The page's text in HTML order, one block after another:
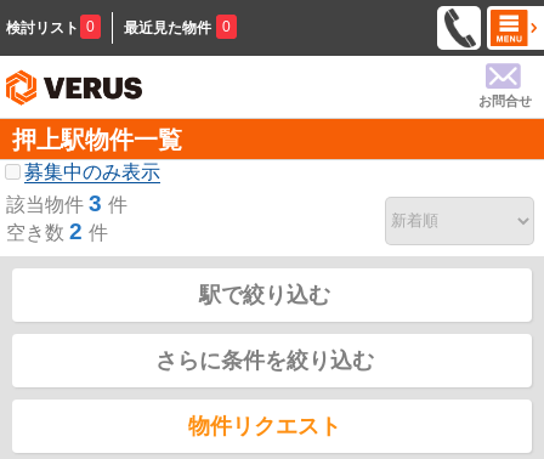
検討リスト 0 最近見た物件 0
お問合せ
押上駅物件一覧
募集中のみ表示
該当物件 3 件
空き数 2 件
駅で絞り込む
さらに条件を絞り込む
物件リクエスト